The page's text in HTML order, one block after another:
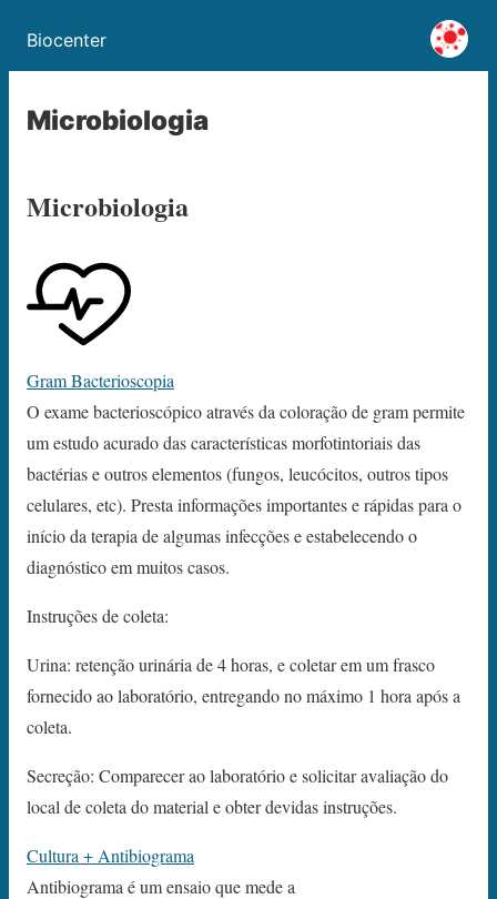
Biocenter
Microbiologia
Microbiologia
Gram Bacterioscopia
O exame bacterioscópico através da coloração de gram permite
um estudo acurado das características morfotintoriais das
bactérias e outros elementos (fungos, leucócitos, outros tipos
celulares, etc). Presta informações importantes e rápidas para o
início da terapia de algumas infecções e estabelecendo o
diagnóstico em muitos casos.
Instruções de coleta:
Urina: retenção urinária de 4 horas, e coletar em um frasco
fornecido ao laboratório, entregando no máximo 1 hora após a
coleta.
Secreção: Comparecer ao laboratório e solicitar avaliação do
local de coleta do material e obter devidas instruções.
Cultura + Antibiograma
Antibiograma é um ensaio que mede a